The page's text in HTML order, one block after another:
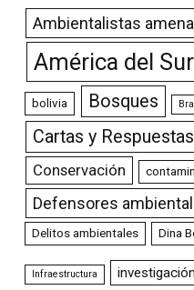
Ambientalistas
América del Sur
bolivia Bosques
Cartas y Respuestas
Conservación
Defensores
Delitos ambientales Dina
Infraestructura investigación